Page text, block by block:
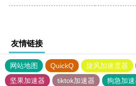
友情链接
网站地图 QuickQ 旋风加速度器
坚果加速器
tiktok加速器
狗急加